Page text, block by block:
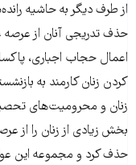
از طرف دیگر به حاشیه
حذف تدریجی آنان از
اعمال حجاب اجباری،
کردن زنان کارمند به
زنان و محرومیت‌های
بخش زیادی از زنان را از
حذف کرد و مجموعه این